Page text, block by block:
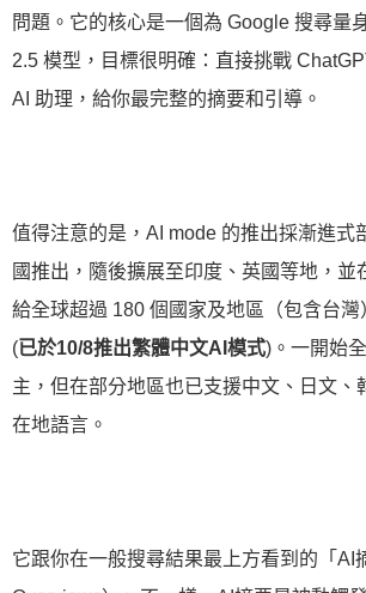
問題。它的核心是一個為 Google 搜尋量
2.5 模型，目標很明確：直接挑戰
AI 助理，給你最完整的摘要和引導。
值得注意的是，AI mode 的推出採漸進式
國推出，隨後擴展至印度、英國等地，並
給全球超過 180 個國家及地區（包含台灣
(已於10/8推出繁體中文AI模式)。一開始
主，但在部分地區也已支援中文、日文、
在地語言。
它跟你在一般搜尋結果最上方看到的「AI